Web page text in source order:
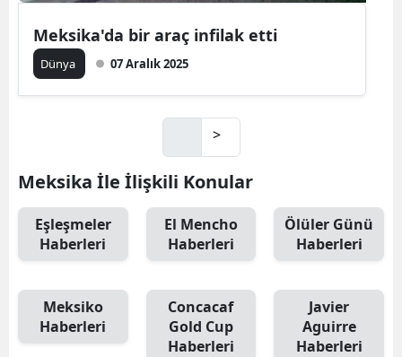
Meksika'da bir araç infilak etti
Dünya 07 Aralık 2025
>
Meksika İle İlişkili Konular
Eşleşmeler
Haberleri
El Mencho
Haberleri
Ölüler Günü
Haberleri
Meksiko
Haberleri
Concacaf
Gold Cup
Haberleri
Javier
Aguirre
Haberleri